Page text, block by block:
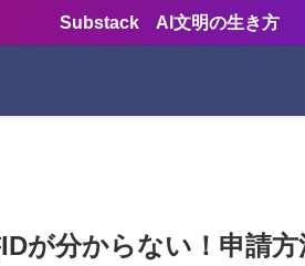
Substack AI文明の生き方
が分からない！申請